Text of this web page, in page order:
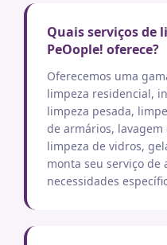
Quais serviços de
PeOople! oferece?
Oferecemos uma
limpeza residencial,
limpeza pesada,
de armários,
limpeza de vidros,
monta seu serviço de
necessidades